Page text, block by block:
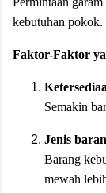
kebutuhan pokok.
Faktor-Faktor
Semakin
Jenis
Barang
mewah